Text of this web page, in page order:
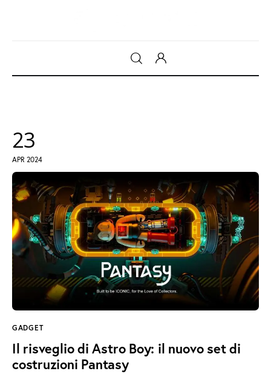
Intrattenimento
Web Log
twitter-
x
rss
23
APR 2024
GADGET
Il risveglio di Astro Boy: il nuovo set di
costruzioni Pantasy